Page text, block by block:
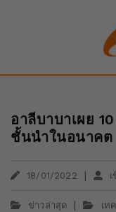
อาลีบาบาเผย
ชั้นนำในอนาคต
18/01/2022 |
ข่าวล่าสุด | เท